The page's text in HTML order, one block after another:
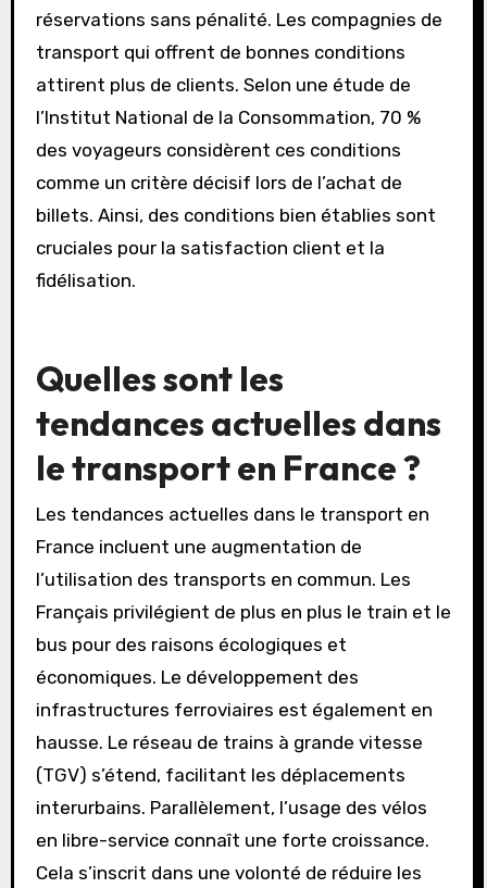
réservations sans pénalité. Les compagnies de
transport qui offrent de bonnes conditions
attirent plus de clients. Selon une étude de
l’Institut National de la Consommation, 70 %
des voyageurs considèrent ces conditions
comme un critère décisif lors de l’achat de
billets. Ainsi, des conditions bien établies sont
cruciales pour la satisfaction client et la
fidélisation.
Quelles sont les
tendances actuelles dans
le transport en France ?
Les tendances actuelles dans le transport en
France incluent une augmentation de
l’utilisation des transports en commun. Les
Français privilégient de plus en plus le train et le
bus pour des raisons écologiques et
économiques. Le développement des